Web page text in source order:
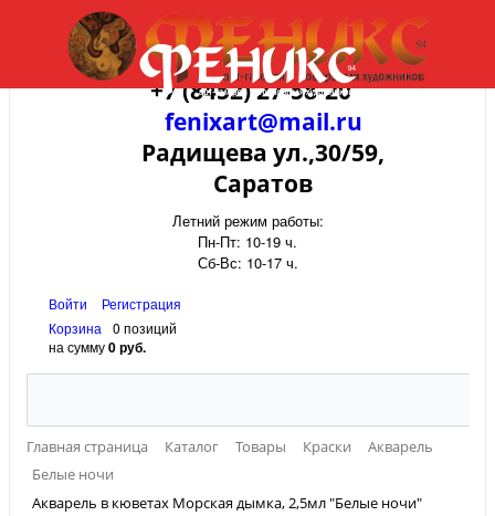
+7 (8452) 27-58-20
fenixart@mail.ru
Радищева ул.,30/59,
Саратов
Летний режим работы:
Пн-Пт: 10-19 ч.
Сб-Вс: 10-17 ч.
Войти
Регистрация
Корзина
0 позиций
на сумму0 руб.
Главная страница Каталог Товары Краски
Акварель
Белые ночи
Акварель в кюветах Морская дымка, 2,5мл "Белые ночи"